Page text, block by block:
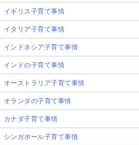
イギリス子育て事情
イタリア子育て事情
インドネシア子育て事情
インドの子育て事情
オーストラリア子育て事情
オランダの子育て事情
カナダ子育て事情
シンガポール子育て事情